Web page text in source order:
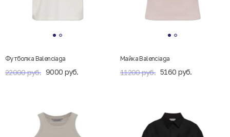
Футболка Balenciaga
22000 руб. 9000 руб.
Майка Balenciaga
11200 руб. 5160 руб.